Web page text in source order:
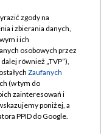
zgody na
i zbierania danych,
i ich
osobowych przez
również „TVP”),
Zaufanych
(w tym do
zainteresowań i
poniżej, a
PPID do Google.